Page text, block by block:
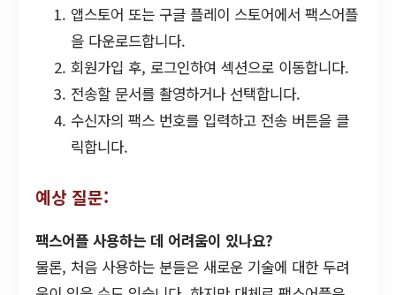
앱스토어 또는 구글 플레이 스토어에서 팩스어플
을 다운로드합니다.
회원가입 후, 로그인하여 섹션으로 이동합니다.
전송할 문서를 촬영하거나 선택합니다.
수신자의 팩스 번호를 입력하고 전송 버튼을 클
릭합니다.
예상 질문:
팩스어플 사용하는 데 어려움이 있나요?
물론, 처음 사용하는 분들은 새로운 기술에 대한 두려